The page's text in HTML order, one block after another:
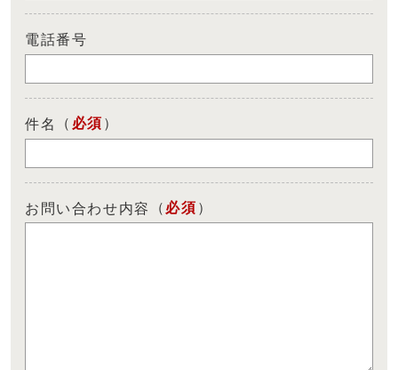
電話番号
件名 （ 必須 ）
お問い合わせ内容 （ 必須 ）